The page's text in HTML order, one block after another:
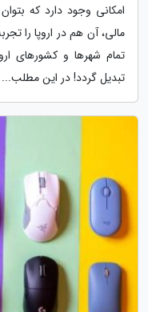
امکانی وجود دارد که
مالی، آن هم در اروپا را
تمام شهرها و کشورهای
تبدیل گردد! در این مطلب...